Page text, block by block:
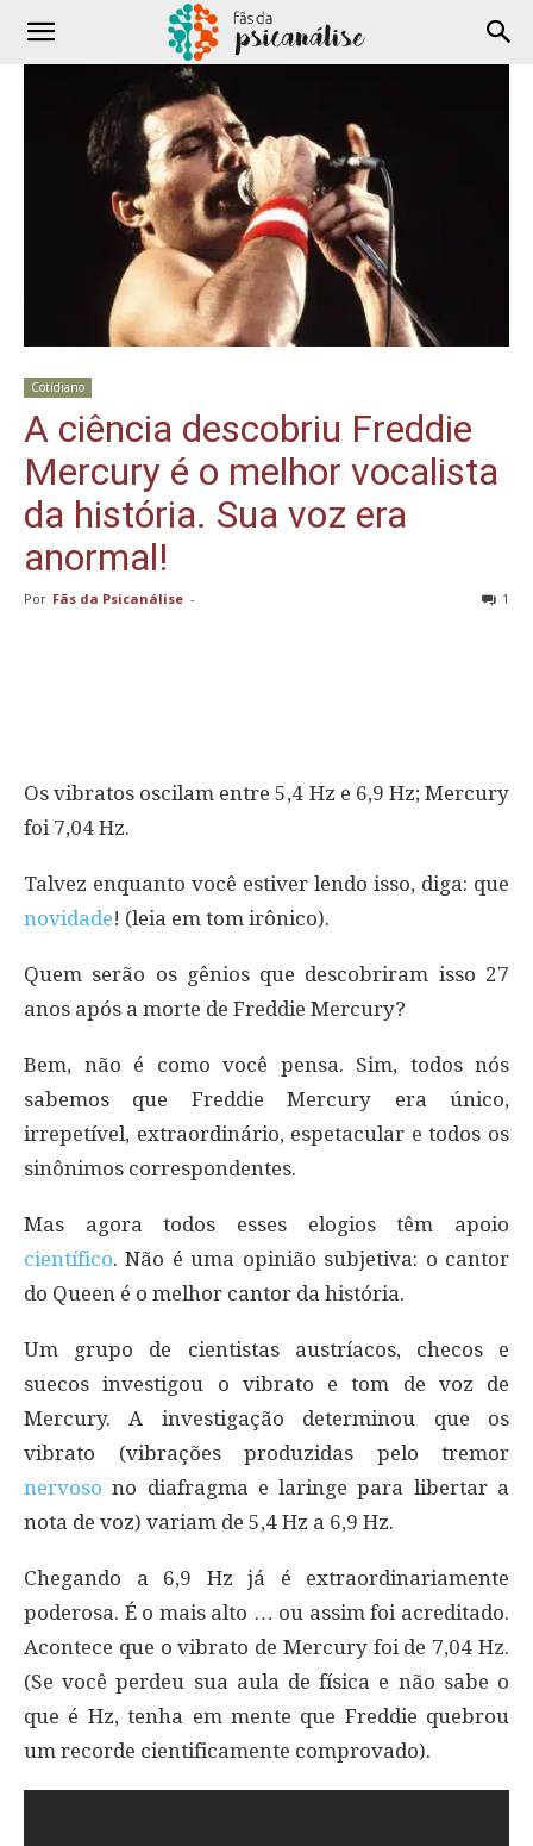
Cotidiano
A ciência descobriu Freddie
Mercury é o melhor vocalista
da história. Sua voz era
anormal!
Por Fãs da Psicanálise - 1
Os vibratos oscilam entre 5,4 Hz e 6,9 ​​Hz; Mercury
foi 7,04 Hz.
Talvez enquanto você estiver lendo isso, diga: que
novidade! (leia em tom irônico).
Quem serão os gênios que descobriram isso 27
anos após a morte de Freddie Mercury?
Bem, não é como você pensa. Sim, todos nós
sabemos que Freddie Mercury era único,
irrepetível, extraordinário, espetacular e todos os
sinônimos correspondentes.
Mas agora todos esses elogios têm apoio
científico. Não é uma opinião subjetiva: o cantor
do Queen é o melhor cantor da história.
Um grupo de cientistas austríacos, checos e
suecos investigou o vibrato e tom de voz de
Mercury. A investigação determinou que os
vibrato (vibrações produzidas pelo tremor
nervoso no diafragma e laringe para libertar a
nota de voz) variam de 5,4 Hz a 6,9 Hz.
Chegando a 6,9 Hz já é extraordinariamente
poderosa. É o mais alto … ou assim foi acreditado.
Acontece que o vibrato de Mercury foi de 7,04 Hz.
(Se você perdeu sua aula de física e não sabe o
que é Hz, tenha em mente que Freddie quebrou
um recorde cientificamente comprovado).